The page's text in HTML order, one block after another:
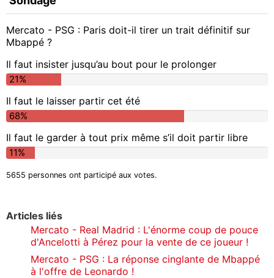
Mercato - PSG : Paris doit-il tirer un trait définitif sur
Mbappé ?
Il faut insister jusqu’au bout pour le prolonger
21%
Il faut le laisser partir cet été
68%
Il faut le garder à tout prix même s’il doit partir libre
11%
5655 personnes ont participé aux votes.
Articles liés
Mercato - Real Madrid : L'énorme coup de pouce
d'Ancelotti à Pérez pour la vente de ce joueur !
Mercato - PSG : La réponse cinglante de Mbappé
à l'offre de Leonardo !